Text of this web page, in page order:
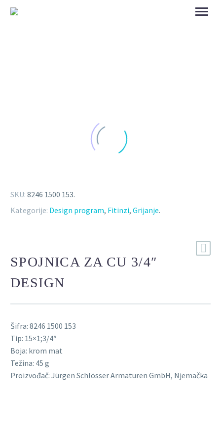
SKU: 8246 1500 153.
Kategorije: Design program, Fitinzi, Grijanje.
SPOJNICA ZA CU 3/4″
DESIGN
Šifra: 8246 1500 153
Tip: 15×1;3/4″
Boja: krom mat
Težina: 45 g
Proizvođač: Jürgen Schlösser Armaturen GmbH, Njemačka